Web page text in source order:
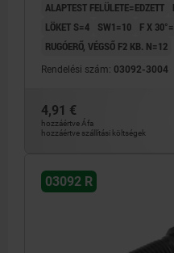
ALAPTEST FELÜLETE=EDZETT
LÖKET S=4
SW1=10 F X
RUGÓERŐ, VÉGSŐ F2 KB. N=12
Rendelési szám: 03092-3004
4,91 €
hozzáértve Áfa
hozzáértve szállítási költségek
03092 R